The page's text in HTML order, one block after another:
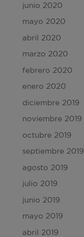
junio 2020
mayo 2020
abril 2020
marzo 2020
febrero 2020
enero 2020
diciembre 2019
noviembre 2019
octubre 2019
septiembre 2019
agosto 2019
julio 2019
junio 2019
mayo 2019
abril 2019